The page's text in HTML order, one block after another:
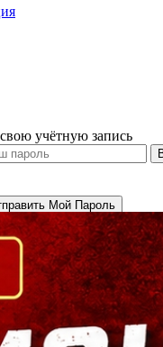
учётную запись